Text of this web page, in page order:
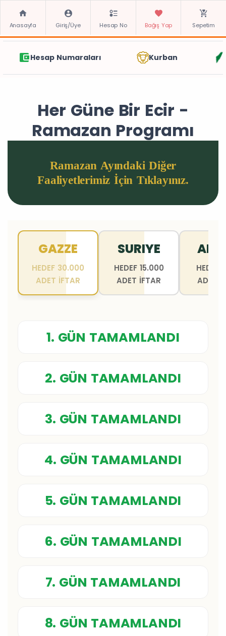
Anasayfa Giriş/Üye Hesap No Bağış Yap Sepetim
Kurban Zekat
Her Güne Bir Ecir -
Ramazan Programı
Ramazan Ayındaki Diğer
Faaliyetlerimiz İçin Tıklayınız.
GAZZE
HEDEF 30.000
ADET İFTAR
SURIYE
HEDEF 15.000
ADET İFTAR
HEDEF
ADET
1. GÜN TAMAMLANDI
2. GÜN TAMAMLANDI
3. GÜN TAMAMLANDI
4. GÜN TAMAMLANDI
5. GÜN TAMAMLANDI
6. GÜN TAMAMLANDI
7. GÜN TAMAMLANDI
8. GÜN TAMAMLANDI